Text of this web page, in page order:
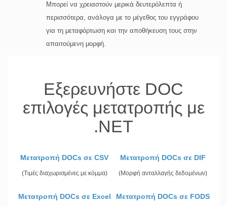
Μπορεί να χρειαστούν μερικά δευτερόλεπτα ή
περισσότερα, ανάλογα με το μέγεθος του εγγράφου
για τη μεταφόρτωση και την αποθήκευση τους στην
απαιτούμενη μορφή.
Εξερευνήστε DOC
επιλογές μετατροπής με
.NET
Μετατροπή DOCs σε CSV
(Τιμές διαχωρισμένες με κόμμα)
Μετατροπή DOCs σε DIF
(Μορφή ανταλλαγής δεδομένων)
Μετατροπή DOCs σε Excel Μετατροπή DOCs σε FODS